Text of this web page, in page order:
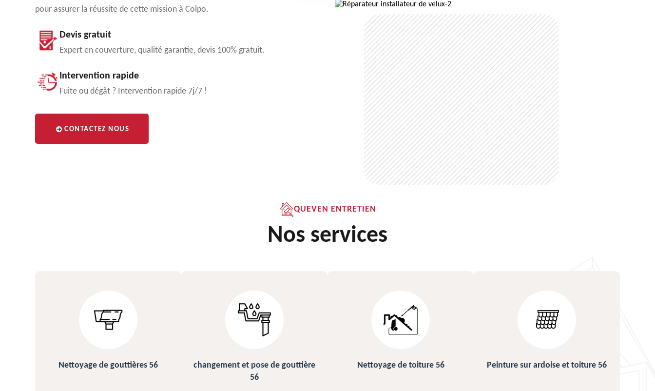
pour assurer la réussite de cette mission à Colpo.
Devis gratuit
Expert en couverture, qualité garantie, devis 100% gratuit.
Intervention rapide
Fuite ou dégât ? Intervention rapide 7j/7 !
CONTACTEZ NOUS
QUEVEN ENTRETIEN
Nos services
changement et pose de gouttière
Nettoyage de toiture 56 Peinture sur ardoise et toiture 56 Urgence fuite de toiture 56